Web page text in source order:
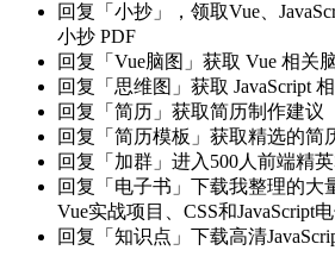
回复「小抄」，领取Vue、
小抄 PDF
回复「Vue脑图」获取 Vue 相关
回复「思维图」获取 JavaScript
回复「简历」获取简历制作建议
回复「简历模板」获取精选的简
回复「加群」进入500人前端精
回复「电子书」下载我整理的大
Vue实战项目、CSS和JavaScript电
回复「知识点」下载高清